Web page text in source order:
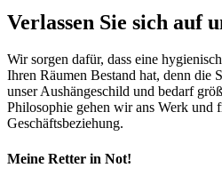
Verlassen Sie sich auf
Wir sorgen dafür, dass eine
Ihren Räumen Bestand hat, denn die
unser Aushängeschild und bedarf
Philosophie gehen wir ans Werk und
Geschäftsbeziehung.
Meine Retter in Not!